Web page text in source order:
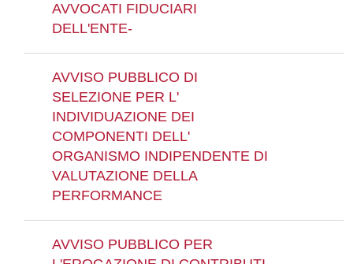
AVVOCATI FIDUCIARI
DELL'ENTE-
AVVISO PUBBLICO DI
SELEZIONE PER L'
INDIVIDUAZIONE DEI
COMPONENTI DELL'
ORGANISMO INDIPENDENTE DI
VALUTAZIONE DELLA
PERFORMANCE
AVVISO PUBBLICO PER